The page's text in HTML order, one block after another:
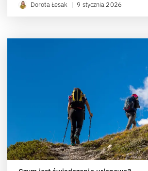
Dorota Łesak | 9 stycznia 2026